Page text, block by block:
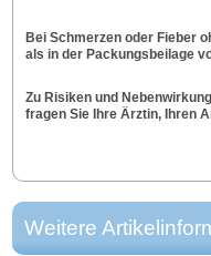
Bei Schmerzen oder Fieber
als in der Packungsbeilage
Zu Risiken und
fragen Sie Ihre Ärztin, Ihren
Weitere